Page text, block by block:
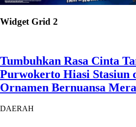
Widget Grid 2
Tumbuhkan Rasa Cinta
Purwokerto Hiasi Stasiun
Ornamen Bernuansa
DAERAH